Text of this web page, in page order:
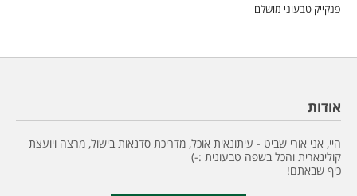
פנקייק טבעוני מושלם
אודות
היי, אני אורי שביט - עיתונאית אוכל, מדריכת סדנאות בישול, מרצה ויועצת
קולינארית והכל בשפה טבעונית :-)
כיף שבאתם!